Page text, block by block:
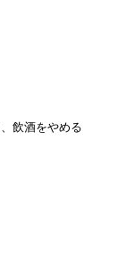
飲酒をやめる